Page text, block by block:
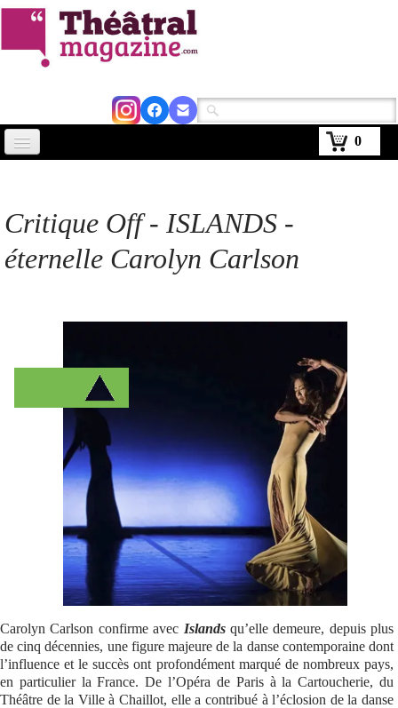
0
Avignon 2026
Abonnement ▼
Se connecter
Critique Off - ISLANDS -
éternelle Carolyn Carlson
Carolyn Carlson confirme avec Islands qu’elle demeure, depuis plus
de cinq décennies, une figure majeure de la danse contemporaine dont
l’influence et le succès ont profondément marqué de nombreux pays,
en particulier la France. De l’Opéra de Paris à la Cartoucherie, du
Théâtre de la Ville à Chaillot, elle a contribué à l’éclosion de la danse